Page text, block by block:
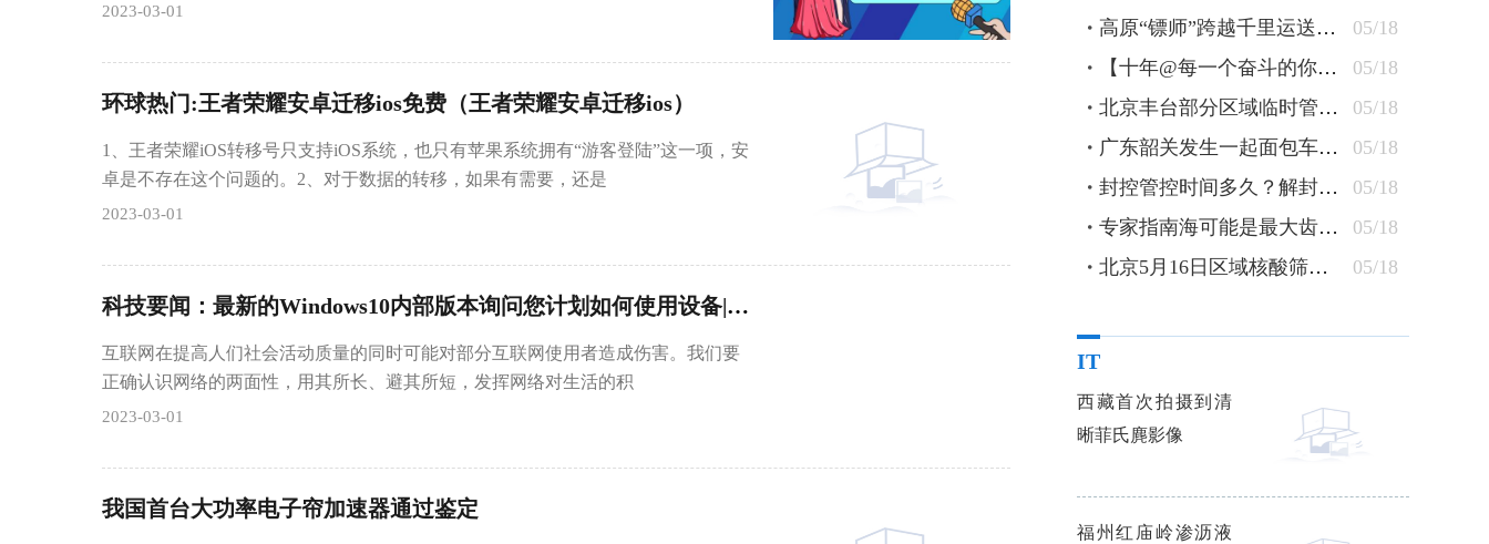
2023-03-01
环球热门:王者荣耀安卓迁移ios免费（王者荣耀安卓迁移ios）
1、王者荣耀iOS转移号只支持iOS系统，也只有苹果系统拥有“游客登陆”这一项，安
卓是不存在这个问题的。2、对于数据的转移，如果有需要，还是
2023-03-01
科技要闻：最新的Windows10内部版本询问您计划如何使用设备|每日速读
互联网在提高人们社会活动质量的同时可能对部分互联网使用者造成伤害。我们要
正确认识网络的两面性，用其所长、避其所短，发挥网络对生活的积
2023-03-01
我国首台大功率电子帘加速器通过鉴定
05/18
高原“镖师”跨越千里运送钢轨
05/18
【十年@每一个奋斗的你】蒙古族刺绣匠人：指尖飞花 “绣”出农牧民美好新生活
05/18
北京丰台部分区域临时管控 原则上“足不出户”杜绝聚集
05/18
广东韶关发生一起面包车坠水事件 车上10人全部遇难
05/18
封控管控时间多久？解封条件有哪些？北京疾控详解
05/18
专家指南海可能是最大齿鲸抹香鲸重要繁育场
05/18
北京5月16日区域核酸筛查检出5管混采阳性
IT
西藏首次拍摄到清
晰菲氏麂影像
福州红庙岭渗沥液